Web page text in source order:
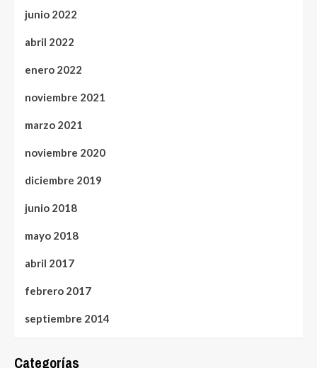
junio 2022
abril 2022
enero 2022
noviembre 2021
marzo 2021
noviembre 2020
diciembre 2019
junio 2018
mayo 2018
abril 2017
febrero 2017
septiembre 2014
Categorías